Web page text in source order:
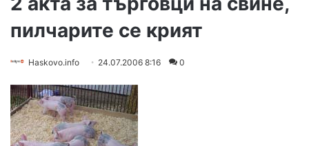
пилчарите се крият
Haskovo.info 24.07.2006 8:16 0